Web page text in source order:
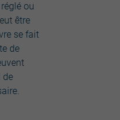
ou
être
se fait
de
de